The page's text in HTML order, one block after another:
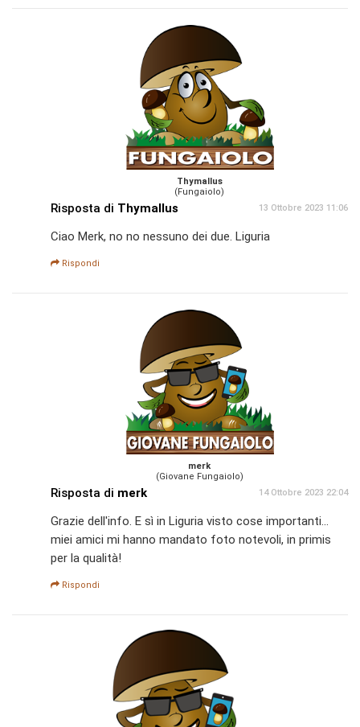
Thymallus
(Fungaiolo)
Risposta di Thymallus 13 Ottobre 2023 11:06
Ciao Merk, no no nessuno dei due. Liguria
Rispondi
merk
(Giovane Fungaiolo)
Risposta di merk 14 Ottobre 2023 22:04
Grazie dell'info. E sì in Liguria visto cose importanti...
miei amici mi hanno mandato foto notevoli, in primis
per la qualità!
Rispondi